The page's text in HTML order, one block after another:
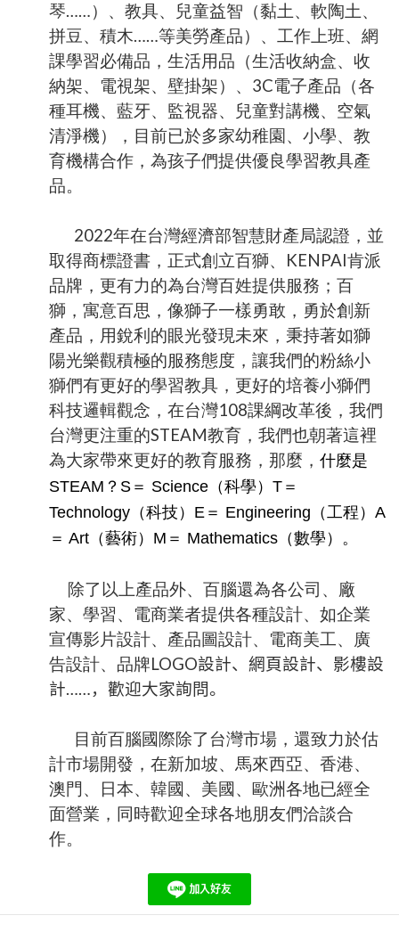
琴……）、教具、兒童益智（黏土、軟陶土、
拼豆、積木……等美勞產品）、工作上班、網
課學習必備品，生活用品（生活收納盒、收
納架、電視架、壁掛架）、 3C電子產品（各
種耳機、藍牙、監視器、兒童對講機、空氣
清淨機），目前已於多家幼稚園、小學、教
育機構合作，為孩子們提供優良學習教具產
品。
2022年在台灣經濟部智慧財產局認證，並
取得商標證書，正式創立百獅、KENPAI肯派
品牌，更有力的為台灣百姓提供服務； 百
獅，寓意百思，像獅子一樣勇敢，勇於創新
產品，用銳利的眼光發現未來，秉持著如獅
陽光樂觀積極的服務態度，讓我們的粉絲小
獅們有更好的學習教具，更好的培養小獅們
科技邏輯觀念，在台灣108課綱改革後，我們
台灣更注重的STEAM教育，我們也朝著這裡
為大家帶來更好的教育服務，那麼， 什麼是
STEAM？ S＝ Science（科學） T＝
Technology（科技） E＝ Engineering（工程） A
＝ Art（藝術） M＝ Mathematics（數學）。
除了以上產品外、百腦還為各公司、廠
家、學習、電商業者提供各種設計、如企業
宣傳影片設計、產品圖設計、電商美工、廣
告設計、品牌LOGO設計、網頁設計、影樓設
計……，歡迎大家詢問。
目前百腦國際除了台灣市場，還致力於估
計市場開發，在新加坡、馬來西亞、香港、
澳門、日本、韓國、美國、歐洲各地已經全
面營業，同時歡迎全球各地朋友們洽談合
作。